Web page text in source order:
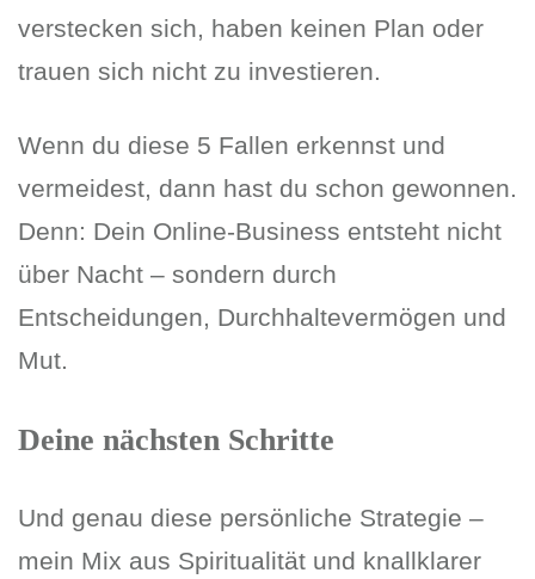
verstecken sich, haben keinen Plan oder
trauen sich nicht zu investieren.
Wenn du diese 5 Fallen erkennst und
vermeidest, dann hast du schon gewonnen.
Denn: Dein Online-Business entsteht nicht
über Nacht – sondern durch
Entscheidungen, Durchhaltevermögen und
Mut.
Deine nächsten Schritte
Und genau diese persönliche Strategie –
mein Mix aus Spiritualität und knallklarer